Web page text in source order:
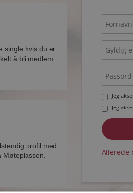
single hvis du er
å bli medlem.
profil med
Jeg
Jeg
Allerede